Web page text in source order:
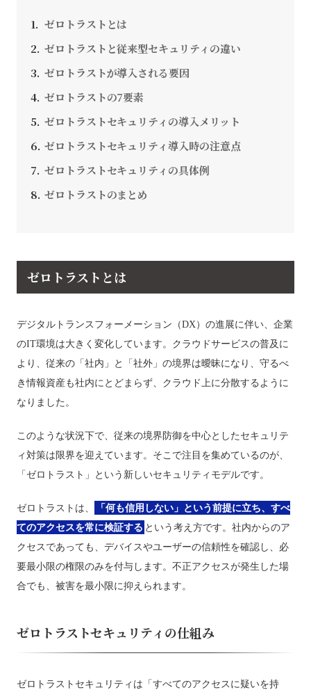
ゼロトラストとは
ゼロトラストと従来型セキュリティの違い
ゼロトラストが導入される要因
ゼロトラストの7要素
ゼロトラストセキュリティの導入メリット
ゼロトラストセキュリティ導入時の注意点
ゼロトラストセキュリティの具体例
ゼロトラストのまとめ
ゼロトラストとは
デジタルトランスフォーメーション（DX）の進展に伴い、企業
のIT環境は大きく変化しています。クラウドサービスの普及に
より、従来の「社内」と「社外」の境界は曖昧になり、守るべ
き情報資産も社内にとどまらず、クラウド上に分散するように
なりました。
このような状況下で、従来の境界防御を中心としたセキュリテ
ィ対策は限界を迎えています。そこで注目を集めているのが、
「ゼロトラスト」という新しいセキュリティモデルです。
ゼロトラストは、
「何も信用しない」という前提に立ち、すべ
てのアクセスを常に検証する という考え方です。社内からのア
クセスであっても、デバイスやユーザーの信頼性を確認し、必
要最小限の権限のみを付与します。不正アクセスが発生した場
合でも、被害を最小限に抑えられます。
ゼロトラストセキュリティの仕組み
ゼロトラストセキュリティは「すべてのアクセスに疑いを持